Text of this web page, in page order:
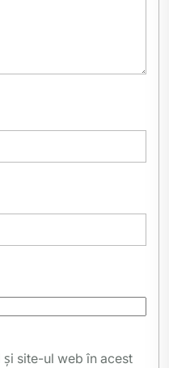
site-ul web în acest